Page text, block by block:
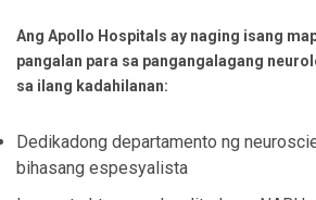
Ang Apollo Hospitals ay naging isang
pangalan para sa pangangalagang
sa ilang kadahilanan:
Dedikadong departamento ng
bihasang espesyalista